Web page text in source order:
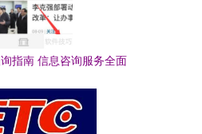
询指南 信息咨询服务全面
询方案和第三介入专业信